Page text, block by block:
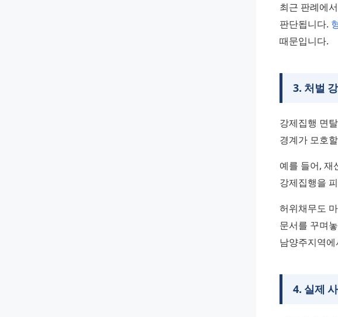
최근 판례에
판단됩니다.
때문입니다.
3. 처벌
강제집행 면
경계가 모호
예를 들어, 재
강제집행을
허위채무도
문서를 꾸며
남양주지역
4. 실제